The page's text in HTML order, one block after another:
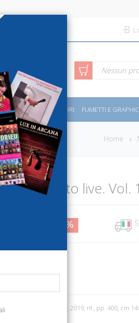
Ricerca avanzata Nessun
SPORT E MOTORI FUMETTI E
Home
play to live. Vol. 1
26%
Peccerella V. Terni, 2019; ril., pp. 400, cm